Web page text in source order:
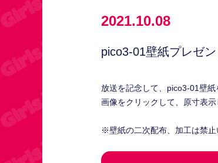
2021.10.08
pico3-01壁紙プレゼン
放送を記念して、pico3-01壁紙
画像をクリックして、原寸表
※壁紙の二次配布、加工は禁止